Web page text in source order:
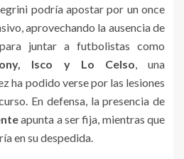
podría apostar por un once
aprovechando la ausencia de
juntar a futbolistas como
Isco y Lo Celso, una
ha podido verse por las lesiones
En defensa, la presencia de
apunta a ser fija, mientras que
en su despedida.